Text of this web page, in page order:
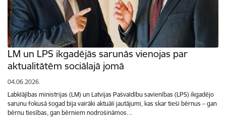
LM un LPS ikgadējās sarunās vienojas par
aktualitātēm sociālajā jomā
04.06.2026.
Labklājības ministrijas (LM) un Latvijas Pašvaldību savienības (LPS) ikgadējo
sarunu fokusā šogad bija vairāki aktuāli jautājumi, kas skar tieši bērnus – gan
bērnu tiesības, gan bērniem nodrošināmos…